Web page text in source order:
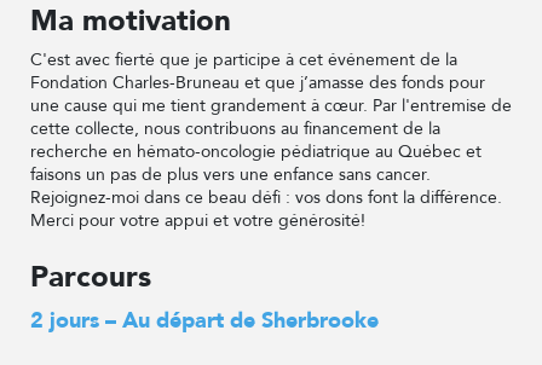
Ma motivation
C'est avec fierté que je participe à cet événement de la
Fondation Charles-Bruneau et que j’amasse des fonds pour
une cause qui me tient grandement à cœur. Par l'entremise de
cette collecte, nous contribuons au financement de la
recherche en hémato-oncologie pédiatrique au Québec et
faisons un pas de plus vers une enfance sans cancer.
Rejoignez-moi dans ce beau défi : vos dons font la différence.
Merci pour votre appui et votre générosité!
Parcours
2 jours – Au départ de Sherbrooke